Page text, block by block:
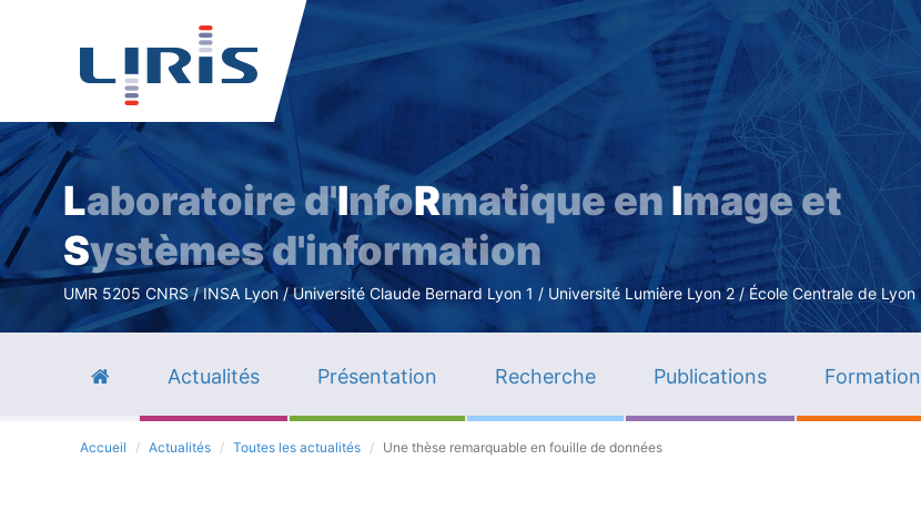
Aller
contenu
principal
Laboratoire d'InfoRmatique en Image et
Systèmes d'information
UMR 5205 CNRS / INSA Lyon / Université Claude Bernard Lyon 1 / Université Lumière Lyon 2 / École Centrale de Lyon
Actualités Présentation Recherche Publications Formation
Accueil Actualités Toutes les actualités Une thèse remarquable en fouille de données